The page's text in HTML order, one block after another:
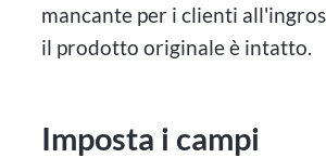
mancante per i clienti
il prodotto originale è intatto.
Imposta i campi